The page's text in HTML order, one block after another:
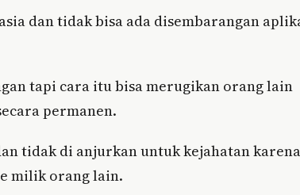
dan tidak bisa ada disembarangan
tapi cara itu bisa merugikan orang lain
permanen.
tidak di anjurkan untuk kejahatan karena
milik orang lain.